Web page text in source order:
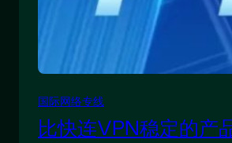
国际网络专线
比快连VPN稳定的产